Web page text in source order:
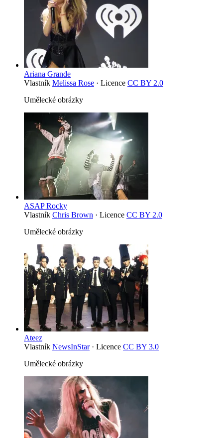
Ariana Grande
Vlastník Melissa Rose · Licence CC BY 2.0
Umělecké obrázky
ASAP Rocky
Vlastník Chris Brown · Licence CC BY 2.0
Umělecké obrázky
Ateez
Vlastník NewsInStar· Licence CC BY 3.0
Umělecké obrázky